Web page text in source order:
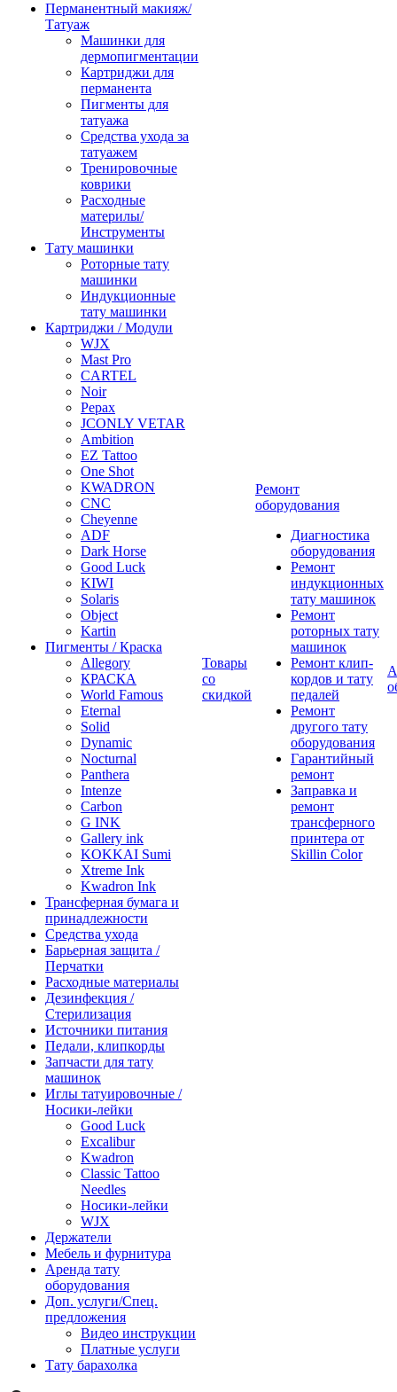
Перманентный макияж/
Татуаж
Машинки для
дермопигментации
Картриджи для
перманента
Пигменты для
татуажа
Средства ухода за
татуажем
Тренировочные
коврики
Расходные
материлы/
Инструменты
Тату машинки
Роторные тату
машинки
Индукционные
тату машинки
Картриджи / Модули
WJX
Mast Pro
CARTEL
Noir
Pepax
JCONLY VETAR
Ambition
EZ Tattoo
One Shot
KWADRON
CNC
Cheyenne
ADF
Dark Horse
Good Luck
KIWI
Solaris
Object
Kartin
Пигменты / Краска
Allegory
КРАСКА
World Famous
Eternal
Solid
Dynamic
Nocturnal
Panthera
Intenze
Carbon
G INK
Gallery ink
KOKKAI Sumi
Xtreme Ink
Kwadron Ink
Трансферная бумага и
принадлежности
Средства ухода
Барьерная защита /
Перчатки
Расходные материалы
Дезинфекция /
Стерилизация
Источники питания
Педали, клипкорды
Запчасти для тату
машинок
Иглы татуировочные /
Носики-лейки
Good Luck
Excalibur
Kwadron
Classic Tattoo
Needles
Носики-лейки
WJX
Держатели
Мебель и фурнитура
Аренда тату
оборудования
Доп. услуги/Спец.
предложения
Видео инструкции
Платные услуги
Тату барахолка
Товары
со
скидкой
Ремонт
оборудования
Диагностика
оборудования
Ремонт
индукционных
тату машинок
Ремонт
роторных тату
машинок
Ремонт клип-
кордов и тату
педалей
Ремонт
другого тату
оборудования
Гарантийный
ремонт
Заправка и
ремонт
трансферного
принтера от
Skillin Color